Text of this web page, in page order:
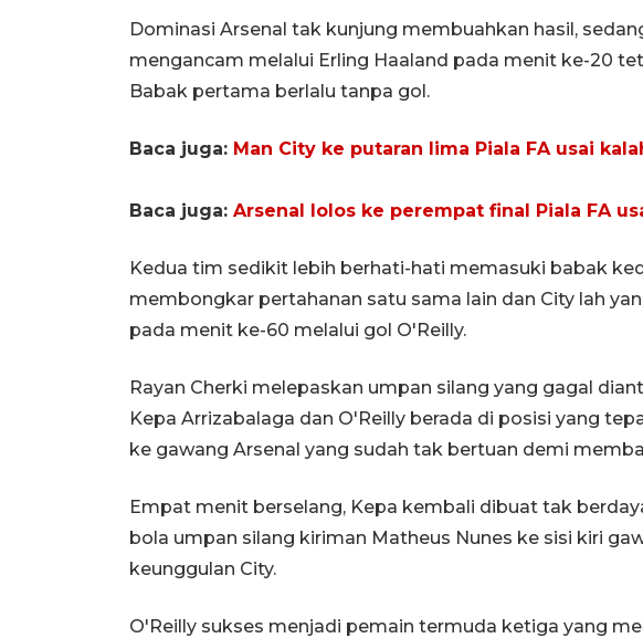
Dominasi Arsenal tak kunjung membuahkan hasil,
mengancam melalui Erling Haaland pada menit ke-20
Babak pertama berlalu tanpa gol.
Baca juga: Man City ke putaran lima Piala FA usai
Baca juga: Arsenal lolos ke perempat final Piala FA
Kedua tim sedikit lebih berhati-hati memasuki babak
membongkar pertahanan satu sama lain dan City lah
pada menit ke-60 melalui gol O'Reilly.
Rayan Cherki melepaskan umpan silang yang gagal
Kepa Arrizabalaga dan O'Reilly berada di posisi yang
ke gawang Arsenal yang sudah tak bertuan demi
Empat menit berselang, Kepa kembali dibuat tak
bola umpan silang kiriman Matheus Nunes ke sisi kiri
keunggulan City.
O'Reilly sukses menjadi pemain termuda ketiga yang